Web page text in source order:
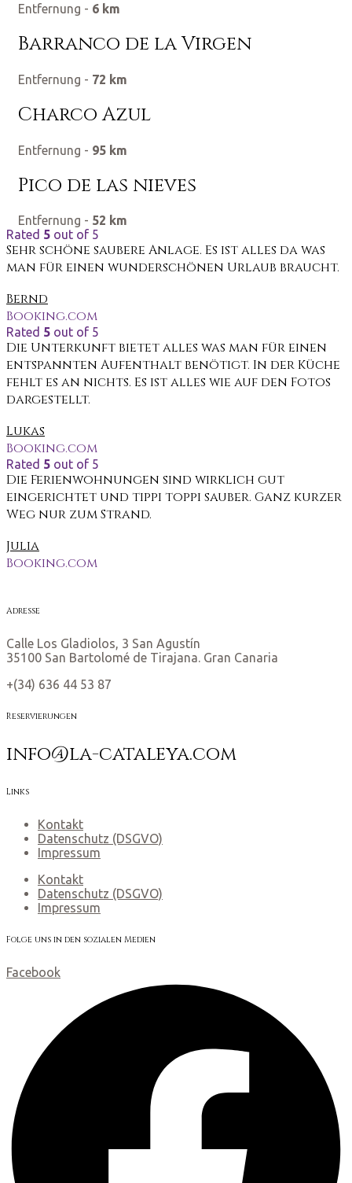
Entfernung - 6 km
Barranco de la Virgen
Entfernung - 72 km
Charco Azul
Entfernung - 95 km
Pico de las nieves
Entfernung - 52 km
Rated 5 out of 5
Sehr schöne saubere Anlage. Es ist alles da was
man für einen wunderschönen Urlaub braucht.
Bernd
Booking.com
Rated 5 out of 5
Die Unterkunft bietet alles was man für einen
entspannten Aufenthalt benötigt. In der Küche
fehlt es an nichts. Es ist alles wie auf den Fotos
dargestellt.
Lukas
Booking.com
Rated 5 out of 5
Die Ferienwohnungen sind wirklich gut
eingerichtet und tippi toppi sauber. Ganz kurzer
Weg nur zum Strand.
Julia
Booking.com
Adresse
Calle Los Gladiolos, 3 San Agustín
35100 San Bartolomé de Tirajana. Gran Canaria
+(34) 636 44 53 87
Reservierungen
info@la-cataleya.com
Links
Kontakt
Datenschutz (DSGVO)
Impressum
Kontakt
Datenschutz (DSGVO)
Impressum
Folge uns in den sozialen Medien
Facebook